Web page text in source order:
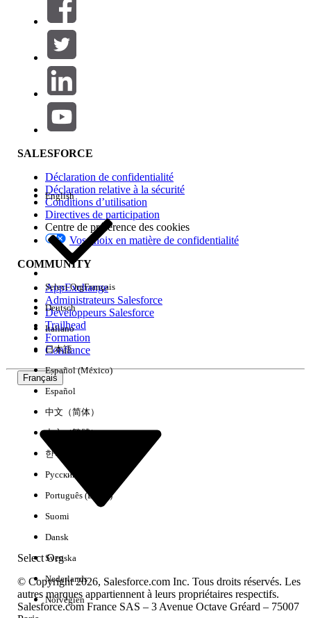
Filtrer par (0)
SÉLECTIONNER DES FILTRES
Gamme de produits
Impact des fonctionnalités
Edition
Expérience
Aucun résultat
SALESFORCE
Déclaration de confidentialité
Déclaration relative à la sécurité
Conditions d’utilisation
Directives de participation
Centre de préférence des cookies
Vos choix en matière de confidentialité
COMMUNITY
AppExchange
Administrateurs Salesforce
Développeurs Salesforce
Trailhead
Formation
Confiance
Français
Select Org
English
Select OrgFrançais
Deutsch
Italiano
日本語
Español (México)
Español
中文（简体）
中文（繁體）
한국어
Русский
Português (Brasil)
Suomi
Dansk
Svenska
Nederlands
Norvégien
© Copyright 2026, Salesforce.com Inc. Tous droits réservés. Les
autres marques appartiennent à leurs propriétaires respectifs.
Salesforce.com France SAS – 3 Avenue Octave Gréard – 75007